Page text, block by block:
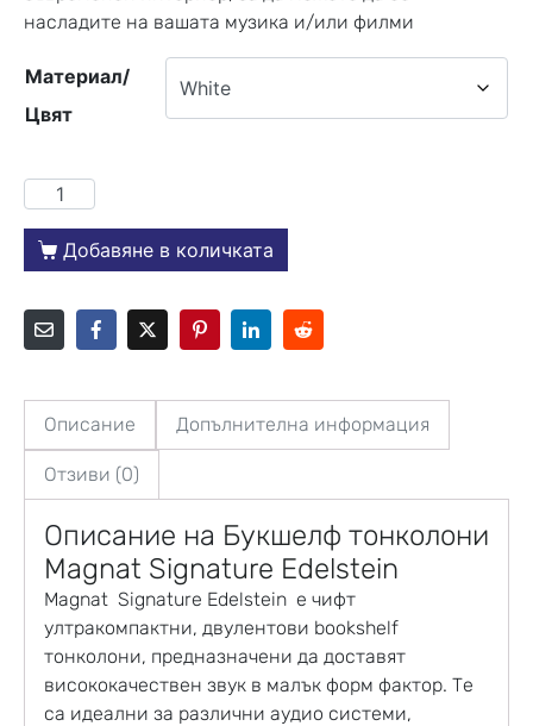
насладите на вашата музика и/или филми
Материал/
Цвят
Добавяне в количката
Описание Допълнителна информация
Отзиви (0)
Описание на Букшелф тонколони
Magnat Signature Edelstein
Magnat Signature Edelstein е чифт
ултракомпактни, двулентови bookshelf
тонколони, предназначени да доставят
висококачествен звук в малък форм фактор. Те
са идеални за различни аудио системи,